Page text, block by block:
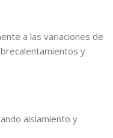
a las variaciones de
y
aislamiento y